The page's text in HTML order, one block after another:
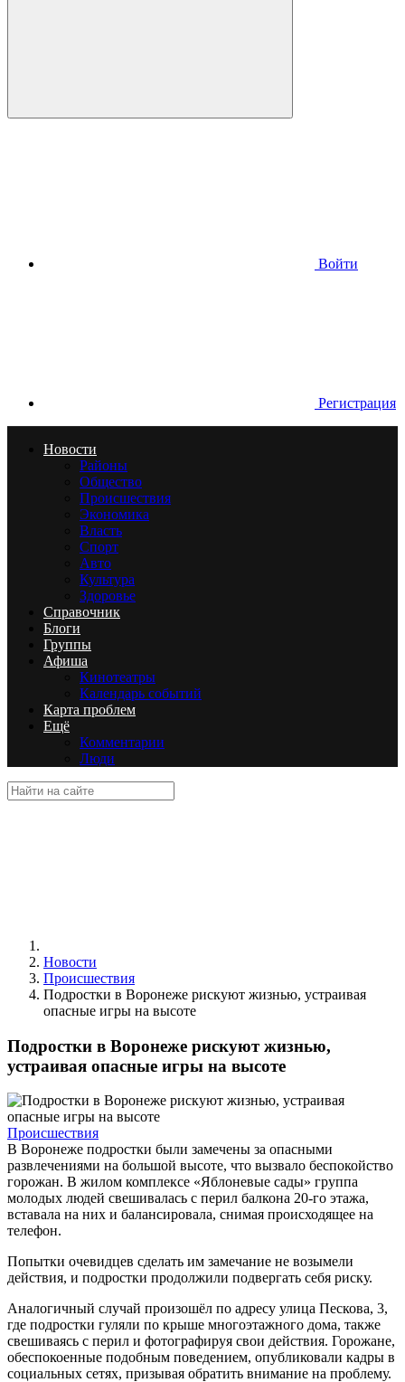
Войти
Регистрация
Новости
Районы
Общество
Происшествия
Экономика
Власть
Спорт
Авто
Культура
Здоровье
Справочник
Блоги
Группы
Афиша
Кинотеатры
Календарь событий
Карта проблем
Ещё
Комментарии
Люди
Новости
Происшествия
Подростки в Воронеже рискуют жизнью, устраивая
опасные игры на высоте
Подростки в Воронеже рискуют жизнью,
устраивая опасные игры на высоте
Происшествия
В Воронеже подростки были замечены за опасными
развлечениями на большой высоте, что вызвало беспокойство
горожан. В жилом комплексе «Яблоневые сады» группа
молодых людей свешивалась с перил балкона 20-го этажа,
вставала на них и балансировала, снимая происходящее на
телефон.
Попытки очевидцев сделать им замечание не возымели
действия, и подростки продолжили подвергать себя риску.
Аналогичный случай произошёл по адресу улица Пескова, 3,
где подростки гуляли по крыше многоэтажного дома, также
свешиваясь с перил и фотографируя свои действия. Горожане,
обеспокоенные подобным поведением, опубликовали кадры в
социальных сетях, призывая обратить внимание на проблему.